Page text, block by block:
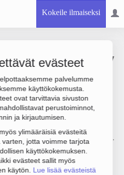
Kokeile ilmaiseksi
evästeet
palvelumme
käyttökokemusta.
ovat tarvittavia sivuston
perustoiminnot,
ja kirjautumisen.
ylimääräisiä evästeitä
jotta voimme tarjota
käyttökokemuksen.
evästeet sallit myös
käytön. Lue lisää evästeistä
Apu Oy
on 227 000 €, tulos
2. Sen päätoimiala on
ja vastaavat
2008 ja sijainti Oulu.
(OY).